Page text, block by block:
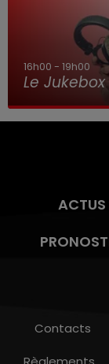
16h00 - 19h00
Le Jukebox
ACTUS
Contacts